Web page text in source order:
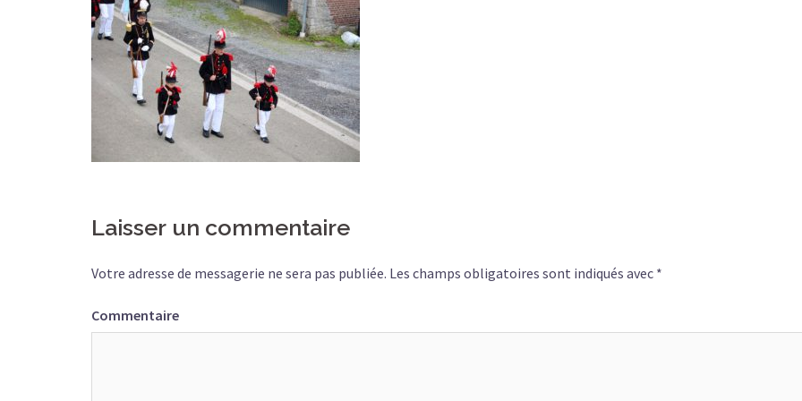
Laisser un commentaire
Votre adresse de messagerie ne sera pas publiée. Les champs obligatoires sont indiqués avec *
Commentaire